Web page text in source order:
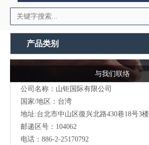
产品类别
与我们联络
公司名称：山钜国际有限公司
国家/地区：台湾
地址:台北市中山区復兴北路430巷18号3楼
邮递区号：104062
电话：886-2-25170792